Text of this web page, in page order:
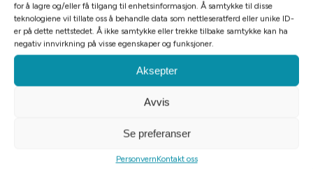
for å lagre og/eller få tilgang til enhetsinformasjon. Å samtykke til disse
teknologiene vil tillate oss å behandle data som nettleseratferd eller unike ID-
er på dette nettstedet. Å ikke samtykke eller trekke tilbake samtykke kan ha
negativ innvirkning på visse egenskaper og funksjoner.
Aksepter
Avvis
Se preferanser
PersonvernKontakt oss
– Elastiske hemper for bakbena
– Attraktiv, klassisk design Vaskes ved 30 °C
Halsomkrets
22-40cm